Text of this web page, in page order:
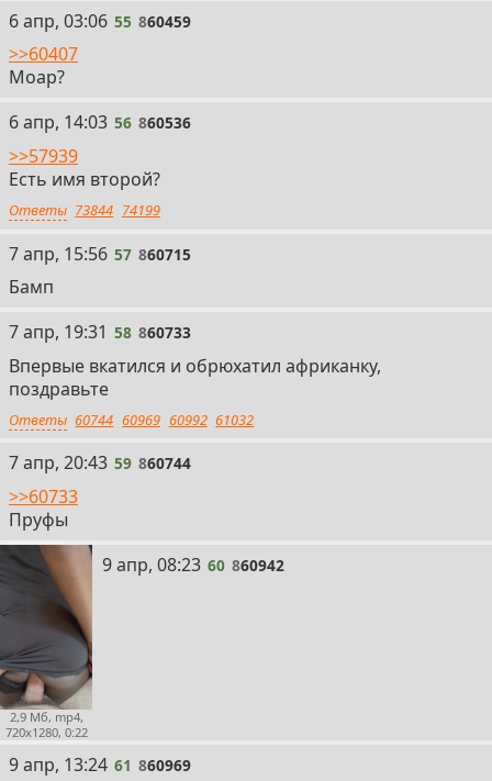
55
6 апр, 03:06 55 860459
>>60407
Моар?
56
6 апр, 14:03 56 860536
>>57939
Есть имя второй?
Ответы 73844 74199
57
7 апр, 15:56 57 860715
Бамп
58
7 апр, 19:31 58 860733
Впервые вкатился и обрюхатил африканку,
поздравьте
Ответы 60744 60969 60992 61032
59
7 апр, 20:43 59 860744
>>60733
Пруфы
2,9 Мб, mp4,
720x1280, 0:22
60
9 апр, 08:23 60 860942
61
9 апр, 13:24 61 860969